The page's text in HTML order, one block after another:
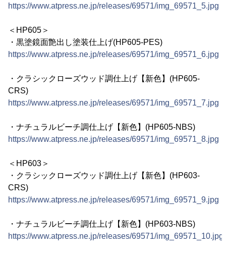
https://www.atpress.ne.jp/releases/69571/img_69571_5.jpg
＜HP605＞
・黒塗鏡面艶出し塗装仕上げ(HP605-PES)
https://www.atpress.ne.jp/releases/69571/img_69571_6.jpg
・クラシックローズウッド調仕上げ【新色】(HP605-
CRS)
https://www.atpress.ne.jp/releases/69571/img_69571_7.jpg
・ナチュラルビーチ調仕上げ【新色】(HP605-NBS)
https://www.atpress.ne.jp/releases/69571/img_69571_8.jpg
＜HP603＞
・クラシックローズウッド調仕上げ【新色】(HP603-
CRS)
https://www.atpress.ne.jp/releases/69571/img_69571_9.jpg
・ナチュラルビーチ調仕上げ【新色】(HP603-NBS)
https://www.atpress.ne.jp/releases/69571/img_69571_10.jpg